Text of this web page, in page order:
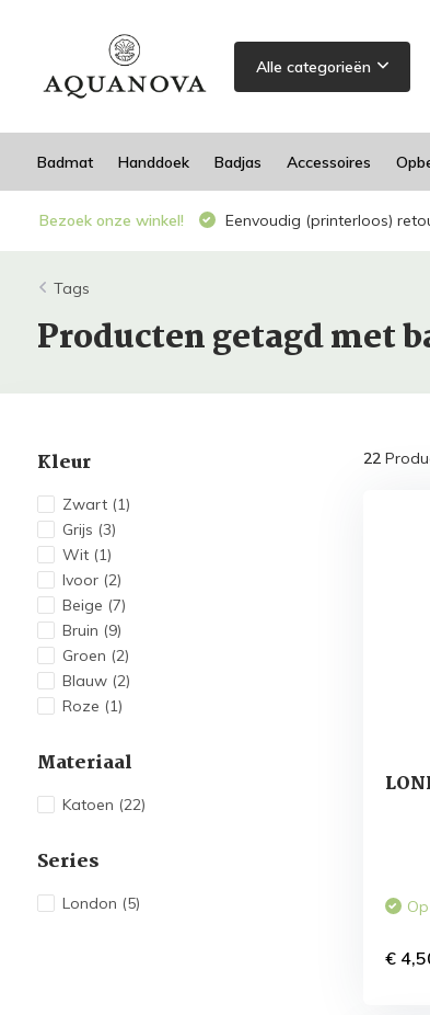
Alle categorieën
Badmat Handdoek Badjas Accessoires
Bezoek onze winkel! Eenvoudig (printerloos)
Tags
Producten getagd met
Kleur
Zwart (1)
Grijs (3)
Wit (1)
Ivoor (2)
Beige (7)
Bruin (9)
Groen (2)
Blauw (2)
Roze (1)
Materiaal
Katoen (22)
Series
London (5)
22
€